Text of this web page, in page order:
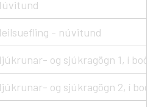
- núvitund
og sjúkragögn 1, í
og sjúkragögn 2, í